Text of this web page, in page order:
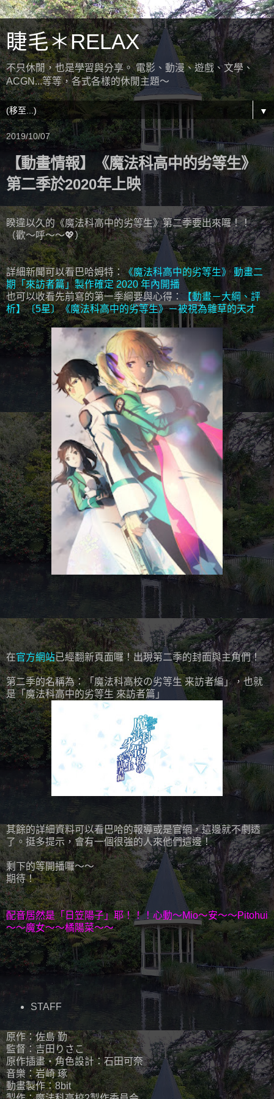
睫毛＊RELAX
不只休閒，也是學習與分享。 電影、動漫、遊戲、文學、
ACGN...等等，各式各樣的休閒主題～
▼
2019/10/07
【動畫情報】《魔法科高中的劣等生》
第二季於2020年上映
睽違以久的《魔法科高中的劣等生》第二季要出來囉！！
（歡～呼～～💖）
詳細新聞可以看巴哈姆特：《魔法科高中的劣等生》 動畫二
期「來訪者篇」製作確定 2020 年內開播
也可以收看先前寫的第一季綱要與心得： 【動畫－大綱、評
析】〔5星〕《魔法科高中的劣等生》－被視為雜草的天才
在官方網站已經翻新頁面囉！出現第二季的封面與主角們！
第二季的名稱為：「魔法科高校の劣等生 来訪者編」，也就
是「魔法科高中的劣等生 來訪者篇」
其餘的詳細資料可以看巴哈的報導或是官網，這邊就不劇透
了。挺多提示，會有一個很強的人來他們這邊！
剩下的等開播囉～～
期待！
配音居然是「日笠陽子」耶！！！心動～Mio～安～～Pitohui
～～魔女～～橘陽菜～～
STAFF
原作：佐島 勤
監督：吉田りさこ
原作插畫・角色設計：石田可奈
音樂：岩崎 琢
動畫製作：8bit